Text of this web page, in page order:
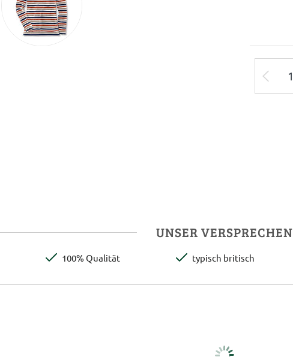
UNSER VERSPRECHEN
100% Qualität typisch britisch